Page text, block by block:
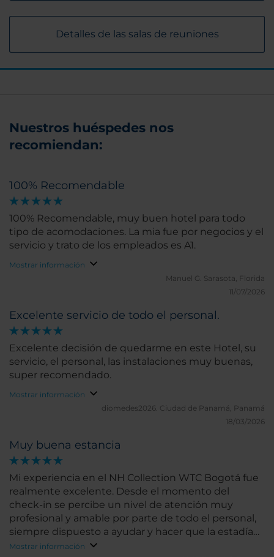
Detalles de las salas de reuniones
Nuestros huéspedes nos
recomiendan:
100% Recomendable
100% Recomendable, muy buen hotel para todo
tipo de acomodaciones. La mia fue por negocios y el
servicio y trato de los empleados es A1.
Mostrar información
Manuel G. Sarasota, Florida
11/07/2026
Excelente servicio de todo el personal.
Excelente decisión de quedarme en este Hotel, su
servicio, el personal, las instalaciones muy buenas,
super recomendado.
Mostrar información
diomedes2026. Ciudad de Panamá, Panamá
18/03/2026
Muy buena estancia
Mi experiencia en el NH Collection WTC Bogotá fue
realmente excelente. Desde el momento del
check-in se percibe un nivel de atención muy
profesional y amable por parte de todo el personal,
siempre dispuesto a ayudar y hacer que la estadía
sea cómoda y agradable. Las habitaciones destacan
Mostrar información